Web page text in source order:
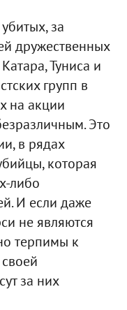
за
дружественных
Туниса и
групп в
на акции
Это
в рядах
которая
либо
И если даже
не являются
терпимы к
за них